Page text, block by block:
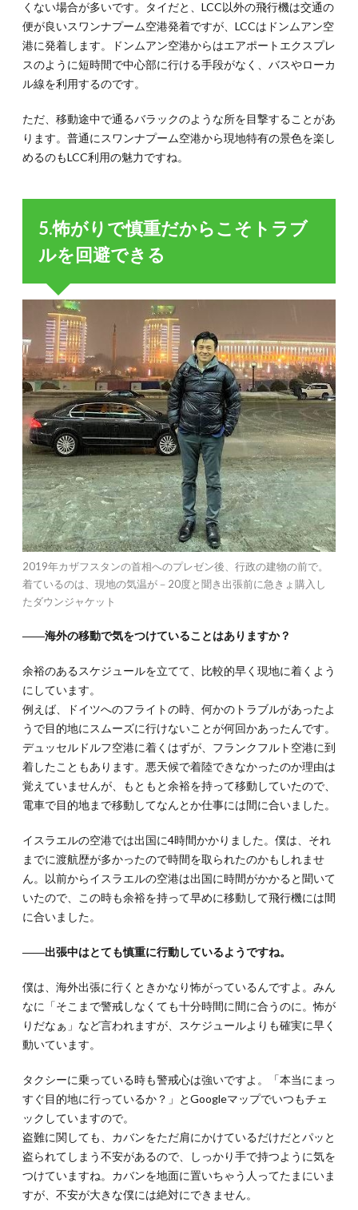
くない場合が多いです。タイだと、LCC以外の飛行機は交通の
便が良いスワンナプーム空港発着ですが、LCCはドンムアン空
港に発着します。ドンムアン空港からはエアポートエクスプレ
スのように短時間で中心部に行ける手段がなく、バスやローカ
ル線を利用するのです。
ただ、移動途中で通るバラックのような所を目撃することがあ
ります。普通にスワンナプーム空港から現地特有の景色を楽し
めるのもLCC利用の魅力ですね。
5.怖がりで慎重だからこそトラブ
ルを回避できる
2019年カザフスタンの首相へのプレゼン後、行政の建物の前で。
着ているのは、現地の気温が－20度と聞き出張前に急きょ購入し
たダウンジャケット
――海外の移動で気をつけていることはありますか？
余裕のあるスケジュールを立てて、比較的早く現地に着くよう
にしています。
例えば、ドイツへのフライトの時、何かのトラブルがあったよ
うで目的地にスムーズに行けないことが何回かあったんです。
デュッセルドルフ空港に着くはずが、フランクフルト空港に到
着したこともあります。悪天候で着陸できなかったのか理由は
覚えていませんが、もともと余裕を持って移動していたので、
電車で目的地まで移動してなんとか仕事には間に合いました。
イスラエルの空港では出国に4時間かかりました。僕は、それ
までに渡航歴が多かったので時間を取られたのかもしれませ
ん。以前からイスラエルの空港は出国に時間がかかると聞いて
いたので、この時も余裕を持って早めに移動して飛行機には間
に合いました。
――出張中はとても慎重に行動しているようですね。
僕は、海外出張に行くときかなり怖がっているんですよ。みん
なに「そこまで警戒しなくても十分時間に間に合うのに。怖が
りだなぁ」など言われますが、スケジュールよりも確実に早く
動いています。
タクシーに乗っている時も警戒心は強いですよ。「本当にまっ
すぐ目的地に行っているか？」とGoogleマップでいつもチェ
ックしていますので。
盗難に関しても、カバンをただ肩にかけているだけだとパッと
盗られてしまう不安があるので、しっかり手で持つように気を
つけていますね。カバンを地面に置いちゃう人ってたまにいま
すが、不安が大きな僕には絶対にできません。